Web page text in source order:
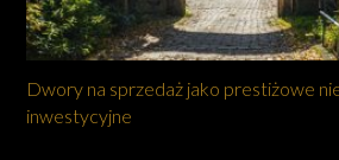
Dwory na sprzedaż jako prestiżowe
inwestycyjne